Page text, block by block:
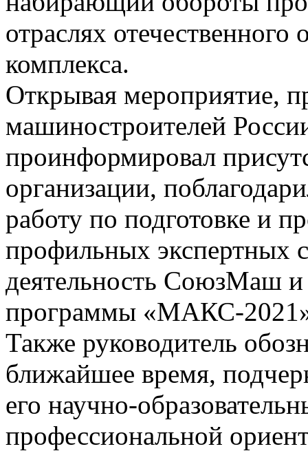
отраслях
комплекса.
Открывая мероприятие,
машиностроителей
проинформировал
организации,
работу по подготовке и
профильных экспертных
деятельность СоюзМаш
программы «МАКС-
Также руководитель
ближайшее время,
его научно-
профессиональной